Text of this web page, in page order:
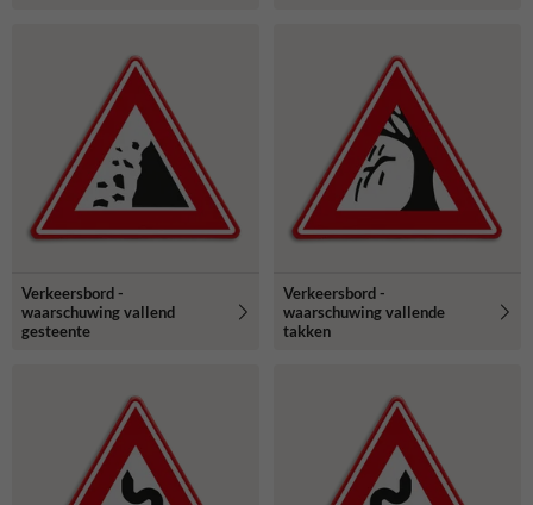
Verkeersbord -
waarschuwing vallend
gesteente
Verkeersbord -
waarschuwing vallende
takken